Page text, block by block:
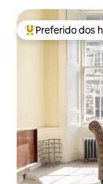
Entre os
Preferido dos